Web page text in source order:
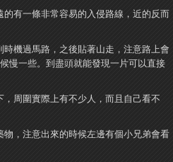
有一條非常容易的入侵路線，近的反而
機過馬路，之後貼著山走，注意路上會
慢一些。到盡頭就能發現一片可以直接
周圍實際上有不少人，而且自己看不
，注意出來的時候左邊有個小兄弟會看